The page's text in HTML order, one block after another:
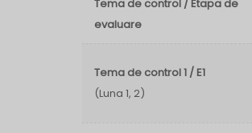
Tema de control / Etapa de
evaluare
Tema de control 1 / E1
(Luna 1, 2)